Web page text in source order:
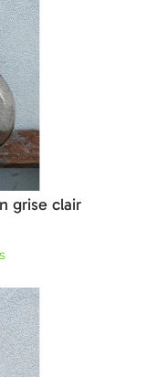
grise clair